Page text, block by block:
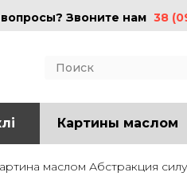
Звоните нам 38
Картины маслом
маслом Абстракция
(093) 028-81-91